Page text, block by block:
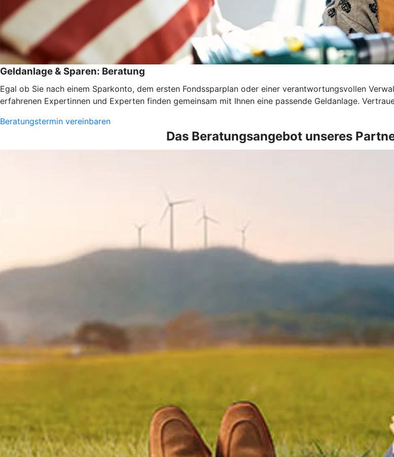
Geldanlage & Sparen: Beratung
Egal ob Sie nach einem Sparkonto, dem ersten Fondssparplan oder einer verantwortungsvollen
erfahrenen Expertinnen und Experten finden gemeinsam mit Ihnen eine passende Geldanlage.
Beratungstermin vereinbaren
Das Beratungsangebot unseres